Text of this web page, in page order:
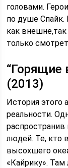
головами.
по душе Спайк.
как
только
“Горящие
(2013)
История этого
реальности.
людей. Те, кто
высохшего
«Кайрику». Там